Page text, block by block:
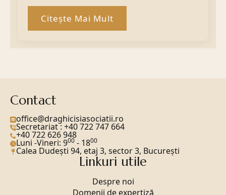
Citește Mai Mult
Contact
office@draghicisiasociatii.ro
Secretariat : +40 722 747 664
+40 722 626 948
Luni -Vineri: 900 - 1800
Calea Dudeşti 94, etaj 3, sector 3, Bucureşti
Linkuri utile
Despre noi
Domenii de expertiză